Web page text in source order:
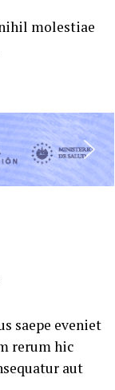
molestiae
saepe eveniet
rerum hic
aut